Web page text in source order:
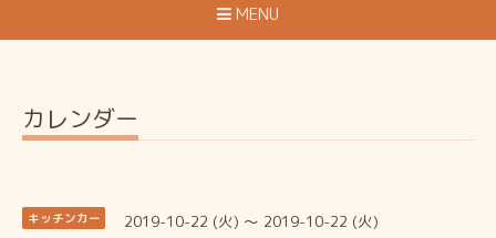
MENU
カレンダー
キッチンカー 2019-10-22 (火) ～ 2019-10-22 (火)